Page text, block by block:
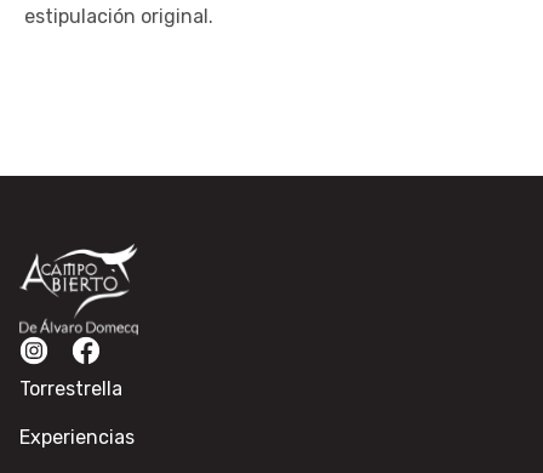
estipulación original.
Torrestrella
Experiencias